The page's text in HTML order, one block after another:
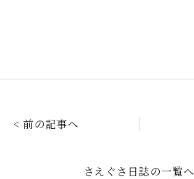
< 前の記事へ
さえぐさ日誌の一覧へ